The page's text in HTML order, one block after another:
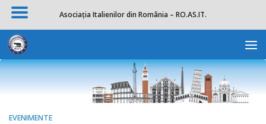
Skip to content
EVENIMENTE
Asociația Italienilor din România – RO.AS.IT.